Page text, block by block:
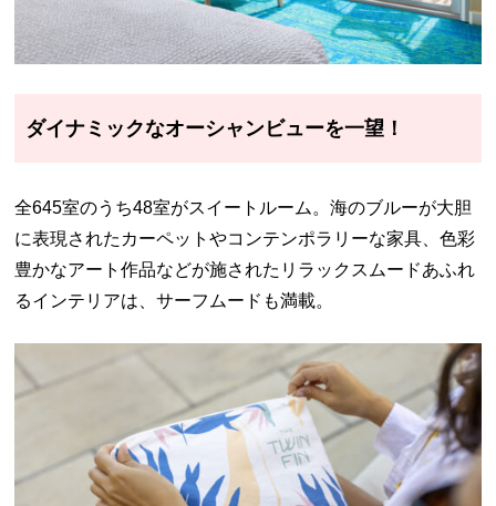
ダイナミックなオーシャンビューを一望！
全645室のうち48室がスイートルーム。海のブルーが大胆
に表現されたカーペットやコンテンポラリーな家具、色彩
豊かなアート作品などが施されたリラックスムードあふれ
るインテリアは、サーフムードも満載。